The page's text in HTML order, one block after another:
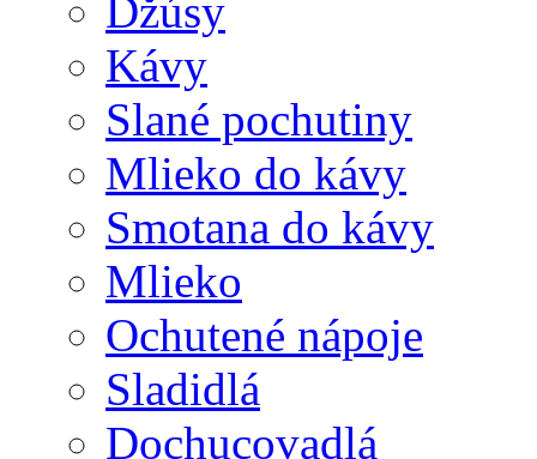
Džúsy
Kávy
Slané pochutiny
Mlieko do kávy
Smotana do kávy
Mlieko
Ochutené nápoje
Sladidlá
Dochucovadlá